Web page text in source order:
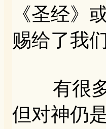
《圣经》
赐给了我
有很多
但对神仍